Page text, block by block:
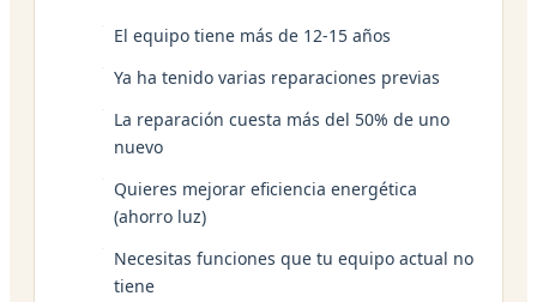
El equipo tiene más de 12-15 años
Ya ha tenido varias reparaciones previas
La reparación cuesta más del 50% de uno
nuevo
Quieres mejorar eficiencia energética
(ahorro luz)
Necesitas funciones que tu equipo actual no
tiene